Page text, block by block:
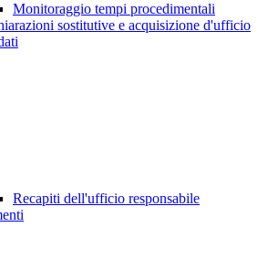
Monitoraggio tempi procedimentali
sostitutive e acquisizione d'ufficio
Recapiti dell'ufficio responsabile